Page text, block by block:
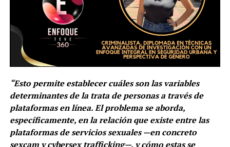
“Esto permite establecer cuáles son las variables
determinantes de la trata de personas a través de
plataformas en línea. El problema se aborda,
específicamente, en la relación que existe entre las
plataformas de servicios sexuales —en concreto
sexcam y cybersex trafficking—, y cómo estas se